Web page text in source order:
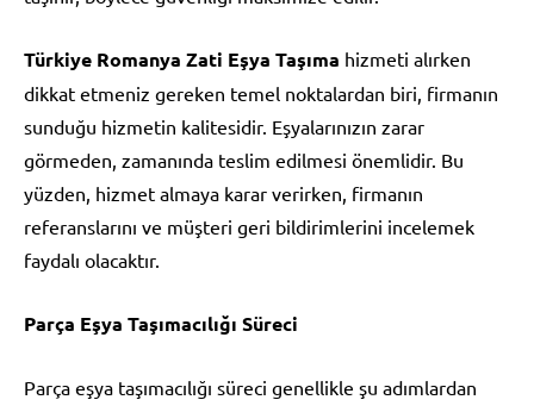
Türkiye Romanya Zati Eşya Taşıma hizmeti alırken
dikkat etmeniz gereken temel noktalardan biri, firmanın
sunduğu hizmetin kalitesidir. Eşyalarınızın zarar
görmeden, zamanında teslim edilmesi önemlidir. Bu
yüzden, hizmet almaya karar verirken, firmanın
referanslarını ve müşteri geri bildirimlerini incelemek
faydalı olacaktır.
Parça Eşya Taşımacılığı Süreci
Parça eşya taşımacılığı süreci genellikle şu adımlardan